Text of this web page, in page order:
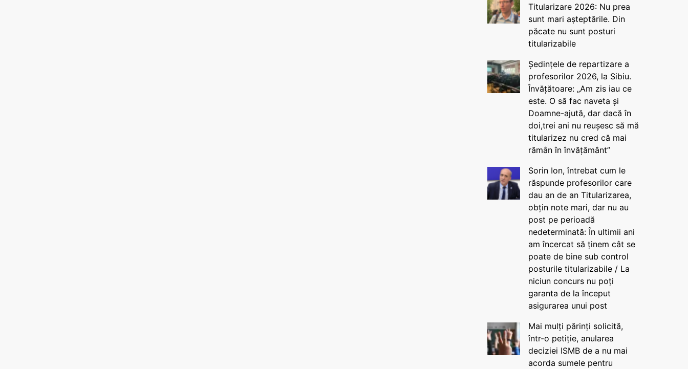
Titularizare 2026: Nu prea
sunt mari așteptările. Din
păcate nu sunt posturi
titularizabile
Ședințele de repartizare a
profesorilor 2026, la Sibiu.
Învățătoare: „Am zis iau ce
este. O să fac naveta și
Doamne-ajută, dar dacă în
doi,trei ani nu reușesc să mă
titularizez nu cred că mai
rămân în învățământ”
Sorin Ion, întrebat cum le
răspunde profesorilor care
dau an de an Titularizarea,
obțin note mari, dar nu au
post pe perioadă
nedeterminată: În ultimii ani
am încercat să ținem cât se
poate de bine sub control
posturile titularizabile / La
niciun concurs nu poți
garanta de la început
asigurarea unui post
Mai mulți părinți solicită,
într-o petiție, anularea
deciziei ISMB de a nu mai
acorda sumele pentru